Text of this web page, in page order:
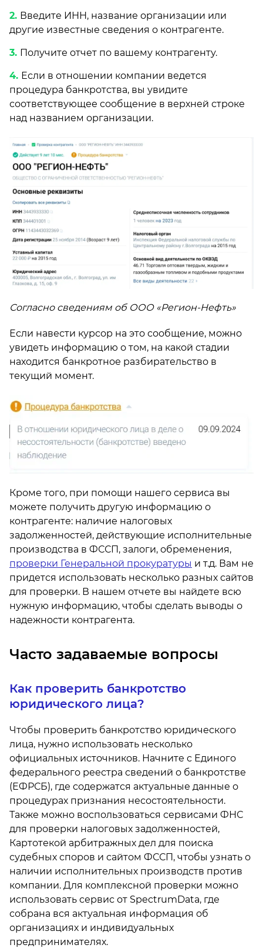
Введите ИНН, название организации или
другие известные сведения о контрагенте.
Получите отчет по вашему контрагенту.
Если в отношении компании ведется
процедура банкротства, вы увидите
соответствующее сообщение в верхней строке
над названием организации.
Согласно сведениям об ООО «Регион-Нефть»
Если навести курсор на это сообщение, можно
увидеть информацию о том, на какой стадии
находится банкротное разбирательство в
текущий момент.
Кроме того, при помощи нашего сервиса вы
можете получить другую информацию о
контрагенте: наличие налоговых
задолженностей, действующие исполнительные
производства в ФССП, залоги, обременения,
проверки Генеральной прокуратуры и т.д. Вам не
придется использовать несколько разных сайтов
для проверки. В нашем отчете вы найдете всю
нужную информацию, чтобы сделать выводы о
надежности контрагента.
Часто задаваемые вопросы
Как проверить банкротство
юридического лица?
Чтобы проверить банкротство юридического
лица, нужно использовать несколько
официальных источников. Начните с Единого
федерального реестра сведений о банкротстве
(ЕФРСБ), где содержатся актуальные данные о
процедурах признания несостоятельности.
Также можно воспользоваться сервисами ФНС
для проверки налоговых задолженностей,
Картотекой арбитражных дел для поиска
судебных споров и сайтом ФССП, чтобы узнать о
наличии исполнительных производств против
компании. Для комплексной проверки можно
использовать сервис от SpectrumData, где
собрана вся актуальная информация об
организациях и индивидуальных
предпринимателях.